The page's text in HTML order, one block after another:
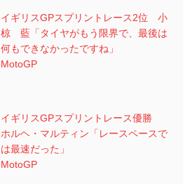
イギリスGPスプリントレース2位 小
椋 藍「タイヤがもう限界で、最後は
何もできなかったですね」
MotoGP
イギリスGPスプリントレース優勝
ホルヘ・マルティン「レースペースで
は最速だった」
MotoGP